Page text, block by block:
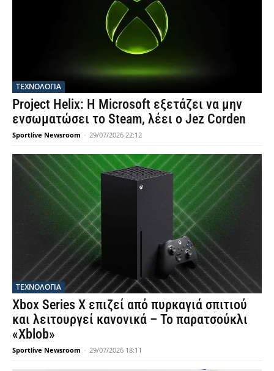
ΤΕΧΝΟΛΟΓΙΑ
Project Helix: Η Microsoft εξετάζει να μην
ενσωματώσει το Steam, λέει ο Jez Corden
Sportlive Newsroom - 29/07/2026 22:12
ΤΕΧΝΟΛΟΓΙΑ
Xbox Series X επιζεί από πυρκαγιά σπιτιού
και λειτουργεί κανονικά – Το παρατσούκλι
«Xblob»
Sportlive Newsroom - 29/07/2026 18:11